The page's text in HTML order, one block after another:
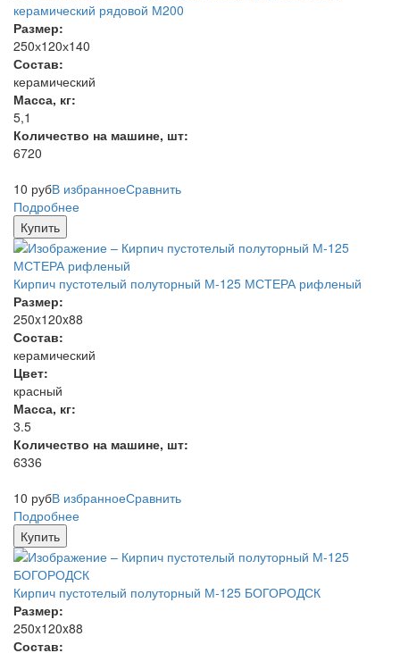
керамический рядовой М200
Размер:
250х120х140
Состав:
керамический
Масса, кг:
5,1
Количество на машине, шт:
6720
10 рубВ избранноеСравнить
Подробнее
Купить
Кирпич пустотелый полуторный М-125 МСТЕРА рифленый
Размер:
250x120x88
Состав:
керамический
Цвет:
красный
Масса, кг:
3.5
Количество на машине, шт:
6336
10 рубВ избранноеСравнить
Подробнее
Купить
Кирпич пустотелый полуторный М-125 БОГОРОДСК
Размер:
250x120x88
Состав: